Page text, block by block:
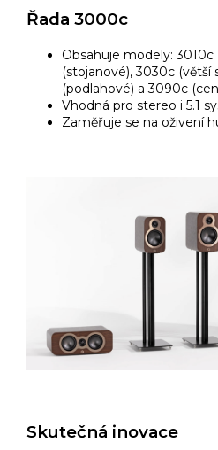
Řada 3000c
Obsahuje modely:
(stojanové), 3030c (větší
(podlahové) a 3090c
Vhodná pro stereo i 5.1
Zaměřuje se na oživení
Skutečná inovace